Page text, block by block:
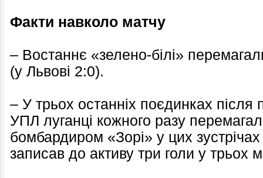
Факти навколо матчу
– Востаннє «зелено-білі»
(у Львові 2:0).
– У трьох останніх поєдинках
УПЛ луганці кожного разу
бомбардиром «Зорі» у цих
записав до активу три голи у трьох